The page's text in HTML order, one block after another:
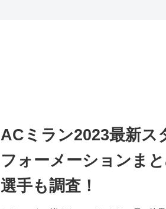
ACミラン2023最新ス
フォーメーションま
選手も調査！